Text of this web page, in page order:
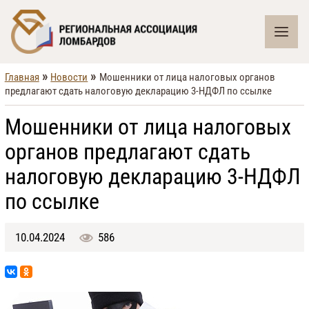
Главная » Новости » Мошенники от лица налоговых органов
предлагают сдать налоговую декларацию 3-НДФЛ по ссылке
Мошенники от лица налоговых
органов предлагают сдать
налоговую декларацию 3-НДФЛ
по ссылке
10.04.2024 586